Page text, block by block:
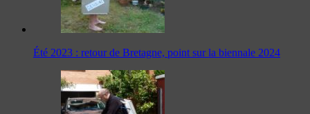
Été 2023 : retour de Bretagne, point sur la biennale 2024